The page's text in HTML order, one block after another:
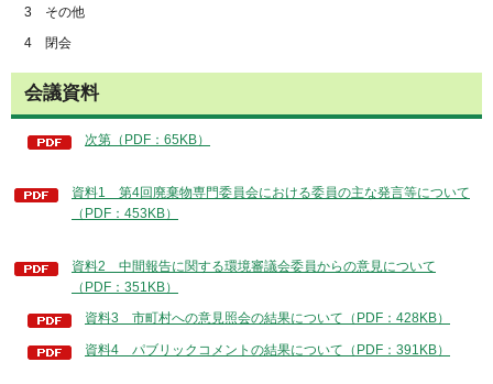
3 その他
4 閉会
会議資料
次第（PDF：65KB）
資料1 第4回廃棄物専門委員会における委員の主な発言等について
（PDF：453KB）
資料2 中間報告に関する環境審議会委員からの意見について
（PDF：351KB）
資料3 市町村への意見照会の結果について（PDF：428KB）
資料4 パブリックコメントの結果について（PDF：391KB）